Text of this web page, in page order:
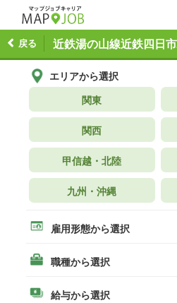
戻る
エリアから選択
関東
関西
甲信越・北陸
九州・沖縄
雇用形態から選択
職種から選択
給与から選択